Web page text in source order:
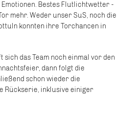
Emotionen. Bestes Flutlichtwetter -
mehr. Weder unser SuS, noch die
konnten ihre Torchancen in
sich das Team noch einmal vor den
dann folgt die
schon wieder die
Rückserie, inklusive einiger